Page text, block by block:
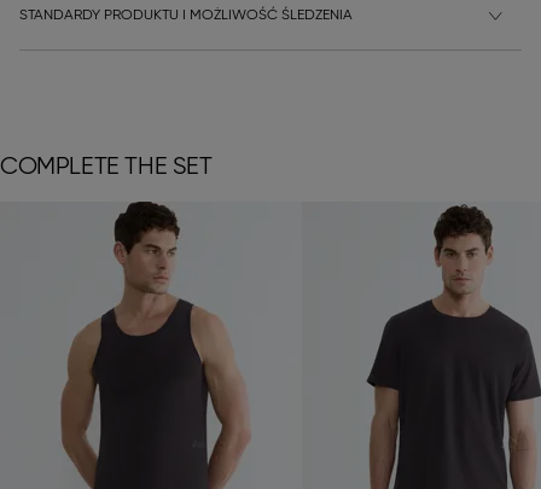
STANDARDY PRODUKTU I MOŻLIWOŚĆ ŚLEDZENIA
COMPLETE THE SET